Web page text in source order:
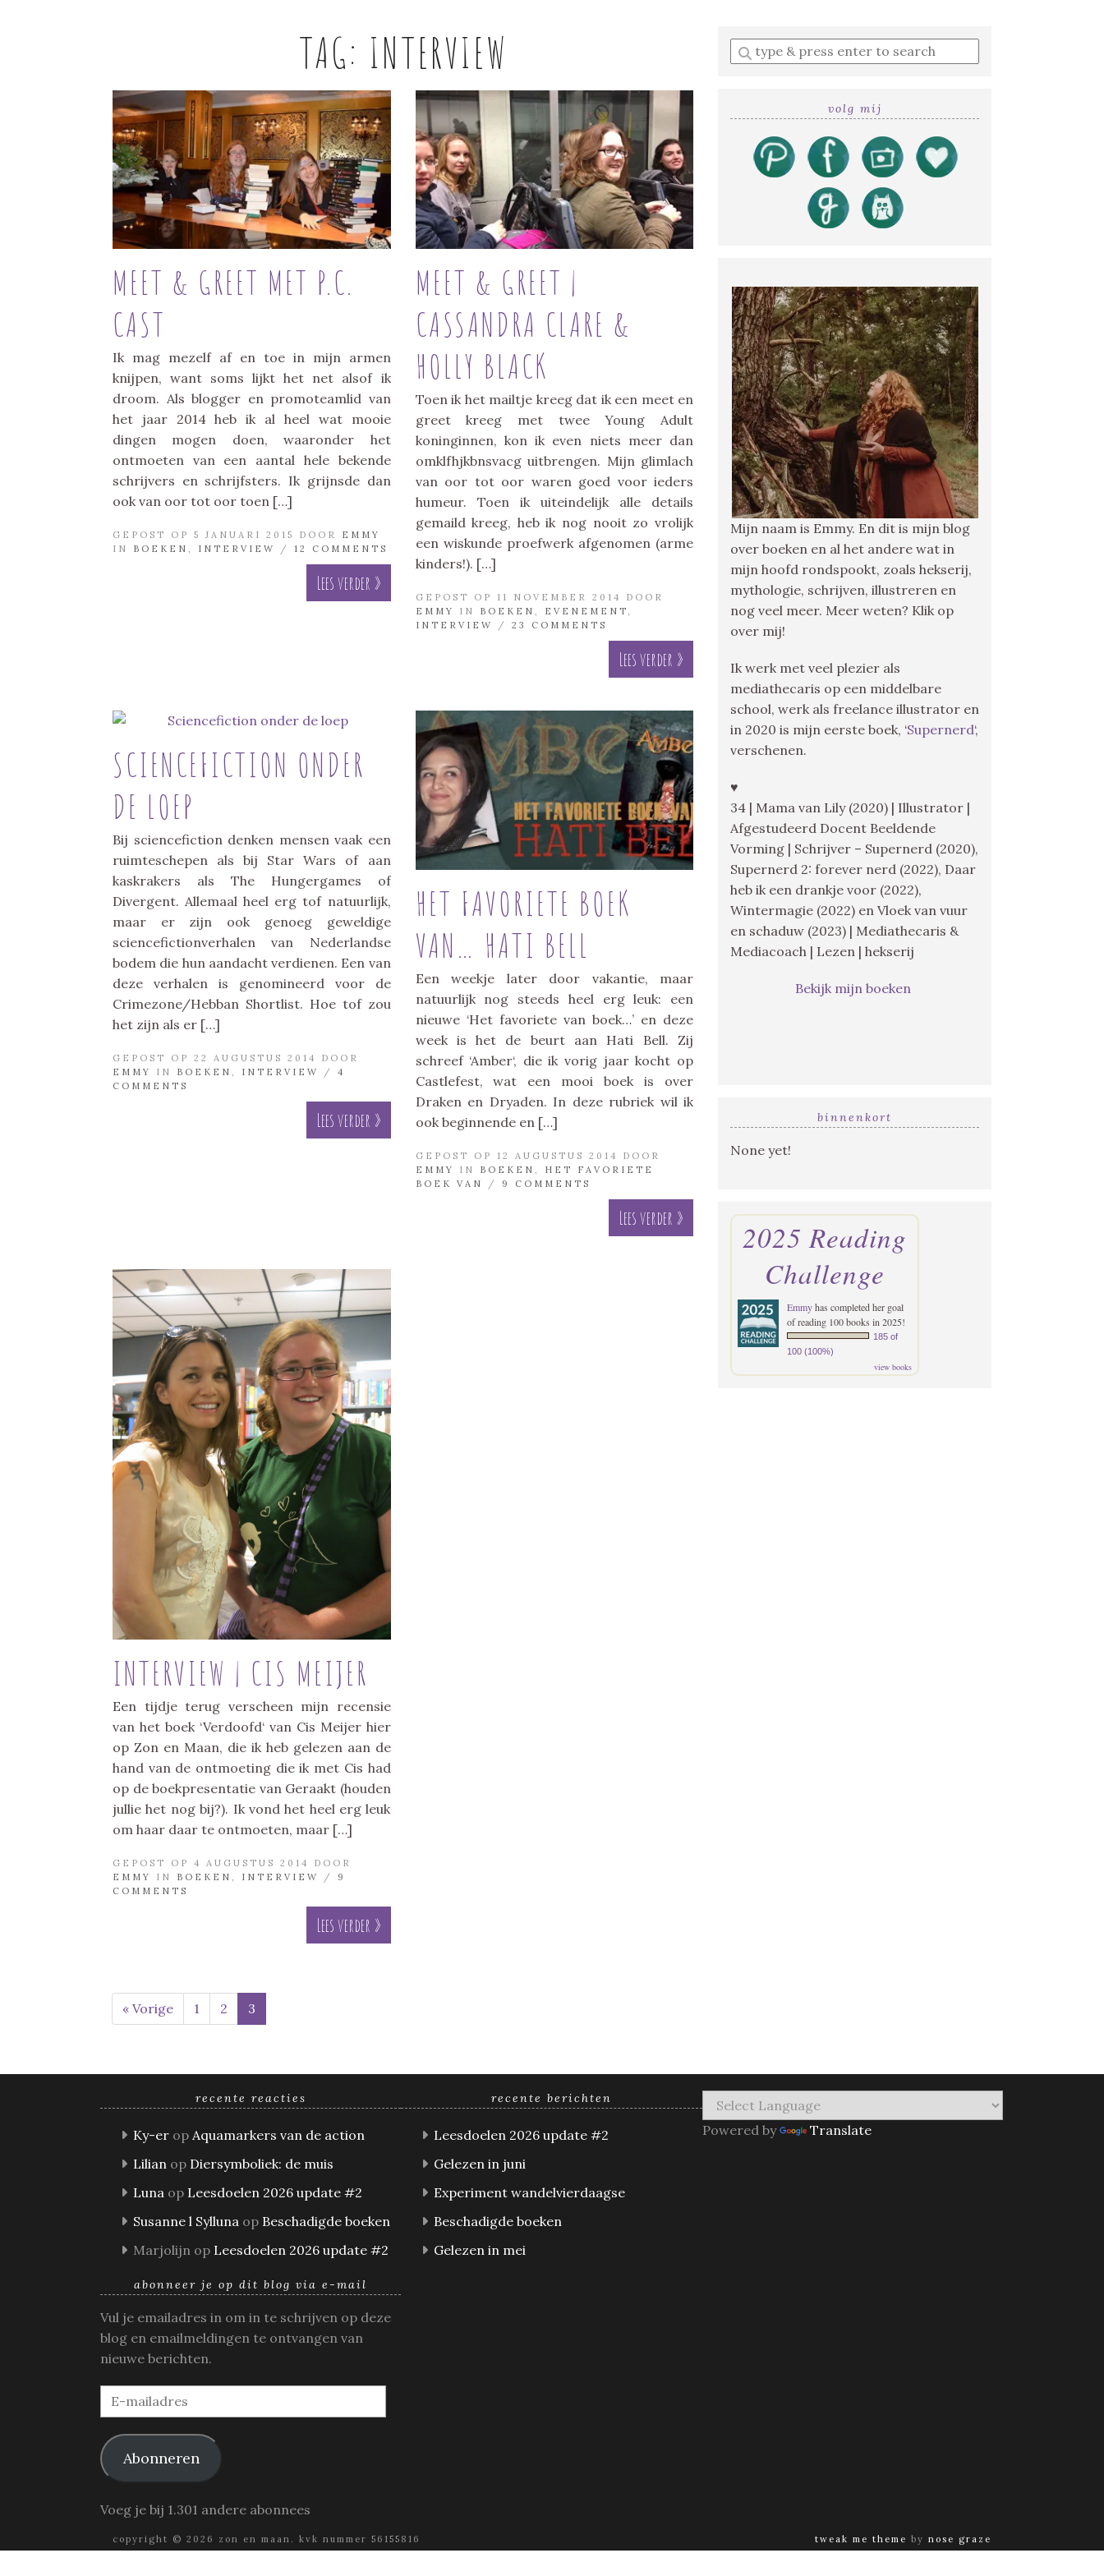
TAG: INTERVIEW
MEET & GREET MET P.C.
CAST
Ik mag mezelf af en toe in mijn armen
knijpen, want soms lijkt het net alsof ik
droom. Als blogger en promoteamlid van
het jaar 2014 heb ik al heel wat mooie
dingen mogen doen, waaronder het
ontmoeten van een aantal hele bekende
schrijvers en schrijfsters. Ik grijnsde dan
ook van oor tot oor toen […]
GEPOST OP 5 JANUARI 2015 DOOR EMMY
IN BOEKEN , INTERVIEW / 12 COMMENTS
Lees verder »
MEET & GREET |
CASSANDRA CLARE &
HOLLY BLACK
Toen ik het mailtje kreeg dat ik een meet en
greet kreeg met twee Young Adult
koninginnen, kon ik even niets meer dan
omklfhjkbnsvacg uitbrengen. Mijn glimlach
van oor tot oor waren goed voor ieders
humeur. Toen ik uiteindelijk alle details
gemaild kreeg, heb ik nog nooit zo vrolijk
een wiskunde proefwerk afgenomen (arme
kinders!). […]
GEPOST OP 11 NOVEMBER 2014 DOOR
EMMY
IN BOEKEN , EVENEMENT,
INTERVIEW
/ 23 COMMENTS
Lees verder »
SCIENCEFICTION ONDER
DE LOEP
Bij sciencefiction denken mensen vaak een
ruimteschepen als bij Star Wars of aan
kaskrakers als The Hungergames of
Divergent. Allemaal heel erg tof natuurlijk,
maar er zijn ook genoeg geweldige
sciencefictionverhalen van Nederlandse
bodem die hun aandacht verdienen. Een van
deze verhalen is genomineerd voor de
Crimezone/Hebban Shortlist. Hoe tof zou
het zijn als er […]
GEPOST OP 22 AUGUSTUS 2014 DOOR
EMMY
IN BOEKEN , INTERVIEW / 4
COMMENTS
Lees verder »
HET FAVORIETE BOEK
VAN… HATI BELL
Een weekje later door vakantie, maar
natuurlijk nog steeds heel erg leuk: een
nieuwe ‘Het favoriete van boek…’ en deze
week is het de beurt aan Hati Bell. Zij
schreef ‘Amber‘, die ik vorig jaar kocht op
Castlefest, wat een mooi boek is over
Draken en Dryaden. In deze rubriek wil ik
ook beginnende en […]
GEPOST OP 12 AUGUSTUS 2014 DOOR
EMMY
IN BOEKEN ,
HET FAVORIETE
BOEK VAN
/ 9 COMMENTS
Lees verder »
INTERVIEW | CIS MEIJER
Een tijdje terug verscheen mijn recensie
van het boek ‘Verdoofd‘ van Cis Meijer hier
op Zon en Maan, die ik heb gelezen aan de
hand van de ontmoeting die ik met Cis had
op de boekpresentatie van Geraakt (houden
jullie het nog bij?). Ik vond het heel erg leuk
om haar daar te ontmoeten, maar […]
GEPOST OP 4 AUGUSTUS 2014 DOOR
EMMY
IN BOEKEN , INTERVIEW / 9
COMMENTS
Lees verder »
« Vorige 1 2 3
Enter
a
volg mij
Mijn naam is Emmy. En dit is mijn blog
over boeken en al het andere wat in
mijn hoofd rondspookt, zoals hekserij,
mythologie, schrijven, illustreren en
nog veel meer. Meer weten? Klik op
over mij!
Ik werk met veel plezier als
mediathecaris op een middelbare
school, werk als freelance illustrator en
in 2020 is mijn eerste boek, ‘Supernerd‘,
verschenen.
♥
34 | Mama van Lily (2020) | Illustrator |
Afgestudeerd Docent Beeldende
Vorming | Schrijver – Supernerd (2020),
Supernerd 2: forever nerd (2022), Daar
heb ik een drankje voor (2022),
Wintermagie (2022) en Vloek van vuur
en schaduw (2023) | Mediathecaris &
Mediacoach | Lezen | hekserij
Bekijk mijn boeken
binnenkort
None yet!
2025 Reading
Challenge
Emmyhas completed her goal
of reading 100 books in 2025!
185 of
100 (100%)
view books
recente reacties
Ky-er op Aquamarkers van de action
Lilian op Diersymboliek: de muis
Luna op Leesdoelen 2026 update #2
Susanne l Sylluna op Beschadigde boeken
Marjolijn op Leesdoelen 2026 update #2
recente berichten
Leesdoelen 2026 update #2
Gelezen in juni
Experiment wandelvierdaagse
Beschadigde boeken
Gelezen in mei
Powered by Translate
abonneer je op dit blog via e-mail
Vul je emailadres in om in te schrijven op deze
blog en emailmeldingen te ontvangen van
nieuwe berichten.
E-
mailadres
Abonneren
Voeg je bij 1.301 andere abonnees
copyright © 2026 zon en maan. kvk nummer 56155816 tweak me theme by nose graze